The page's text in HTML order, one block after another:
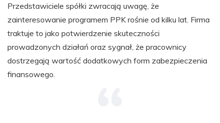
Przedstawiciele spółki zwracają uwagę, że
zainteresowanie programem PPK rośnie od kilku lat. Firma
traktuje to jako potwierdzenie skuteczności
prowadzonych działań oraz sygnał, że pracownicy
dostrzegają wartość dodatkowych form zabezpieczenia
finansowego.